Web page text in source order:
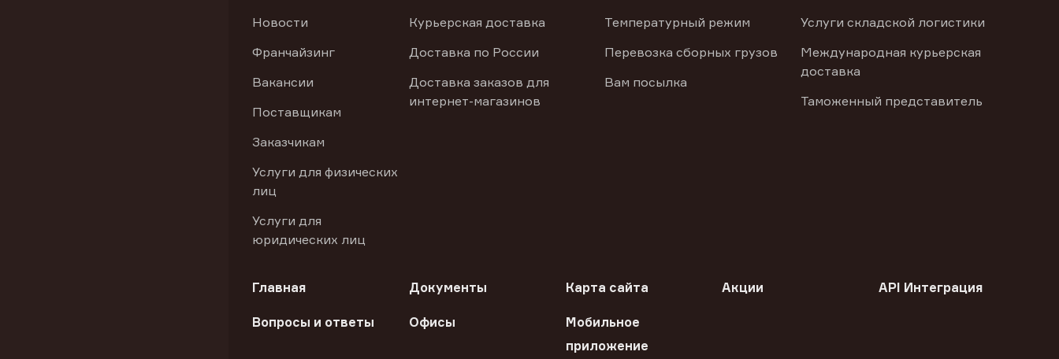
Новости
Франчайзинг
Вакансии
Поставщикам
Заказчикам
Услуги для физических
лиц
Услуги для
юридических лиц
Курьерская доставка
Доставка по России
Доставка заказов для
интернет-магазинов
Температурный режим
Перевозка сборных грузов
Вам посылка
Услуги складской логистики
Международная курьерская
доставка
Таможенный представитель
Главная Документы Карта сайта Акции API Интеграция
Вопросы и ответы Офисы
Мобильное
приложение